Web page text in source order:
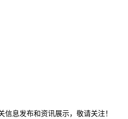
息发布和资讯展示，敬请关注！